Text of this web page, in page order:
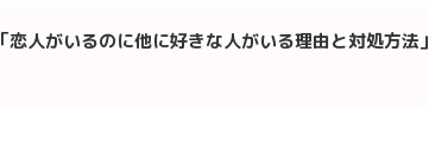
「恋人がいるのに他に好きな人がいる理由と対処方法」